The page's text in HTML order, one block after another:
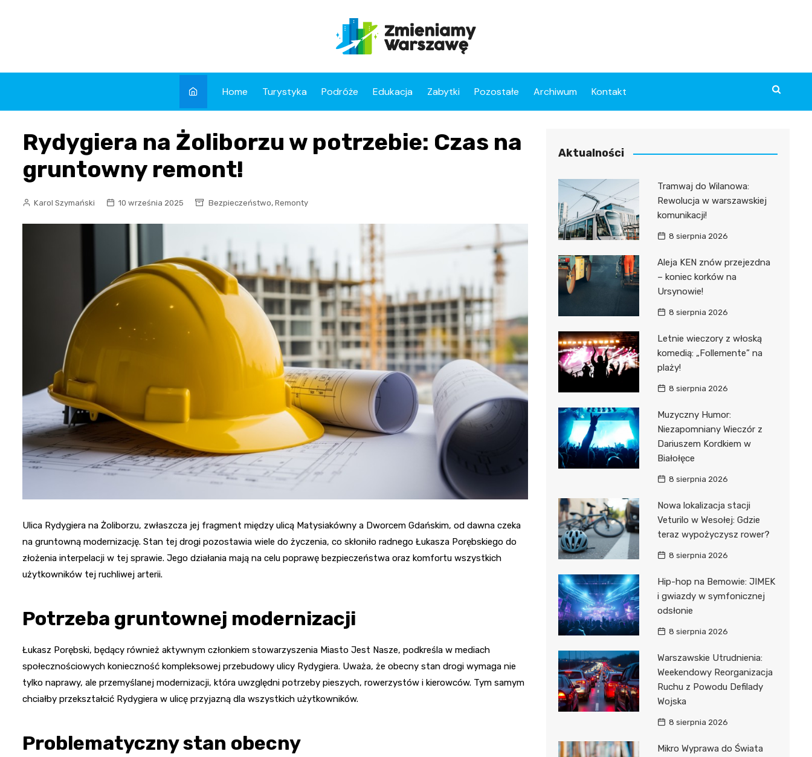
Home Turystyka Podróże Edukacja Zabytki Pozostałe Archiwum Kontakt
Rydygiera na Żoliborzu w potrzebie: Czas na
gruntowny remont!
Karol Szymański 10 września 2025 Bezpieczeństwo, Remonty
Ulica Rydygiera na Żoliborzu, zwłaszcza jej fragment między ulicą Matysiakówny a Dworcem Gdańskim, od dawna czeka
na gruntowną modernizację. Stan tej drogi pozostawia wiele do życzenia, co skłoniło radnego Łukasza Porębskiego do
złożenia interpelacji w tej sprawie. Jego działania mają na celu poprawę bezpieczeństwa oraz komfortu wszystkich
użytkowników tej ruchliwej arterii.
Potrzeba gruntownej modernizacji
Łukasz Porębski, będący również aktywnym członkiem stowarzyszenia Miasto Jest Nasze, podkreśla w mediach
społecznościowych konieczność kompleksowej przebudowy ulicy Rydygiera. Uważa, że obecny stan drogi wymaga nie
tylko naprawy, ale przemyślanej modernizacji, która uwzględni potrzeby pieszych, rowerzystów i kierowców. Tym samym
chciałby przekształcić Rydygiera w ulicę przyjazną dla wszystkich użytkowników.
Problematyczny stan obecny
Aktualności
Tramwaj do Wilanowa:
Rewolucja w warszawskiej
komunikacji!
8 sierpnia 2026
Aleja KEN znów przejezdna
– koniec korków na
Ursynowie!
8 sierpnia 2026
Letnie wieczory z włoską
komedią: „Follemente” na
plaży!
8 sierpnia 2026
Muzyczny Humor:
Niezapomniany Wieczór z
Dariuszem Kordkiem w
Białołęce
8 sierpnia 2026
Nowa lokalizacja stacji
Veturilo w Wesołej: Gdzie
teraz wypożyczysz rower?
8 sierpnia 2026
Hip-hop na Bemowie: JIMEK
i gwiazdy w symfonicznej
odsłonie
8 sierpnia 2026
Warszawskie Utrudnienia:
Weekendowy Reorganizacja
Ruchu z Powodu Defilady
Wojska
8 sierpnia 2026
Mikro Wyprawa do Świata